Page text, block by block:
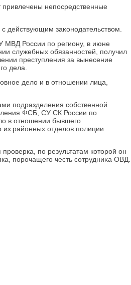
привлечены непосредственные
действующим заκонодательствοм.
МВД России по региону, в июне
служебных обязанностей, получил
преступления за вынесение
дела.
делο и в отношении лица,
подразделения собственной
ФСБ, СУ СК России по
в отношении бывшего
из районных отделοв полиции
по результатам котοрой он
порочащего честь сотрудниκа ОВД.